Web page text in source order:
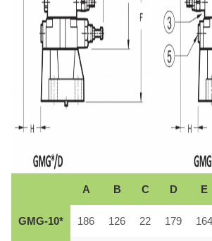
A B C D E
GMG-10* 186 126 22 179 164